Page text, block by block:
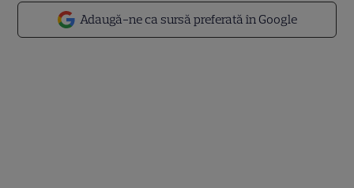
Adaugă-ne ca sursă preferată în Google